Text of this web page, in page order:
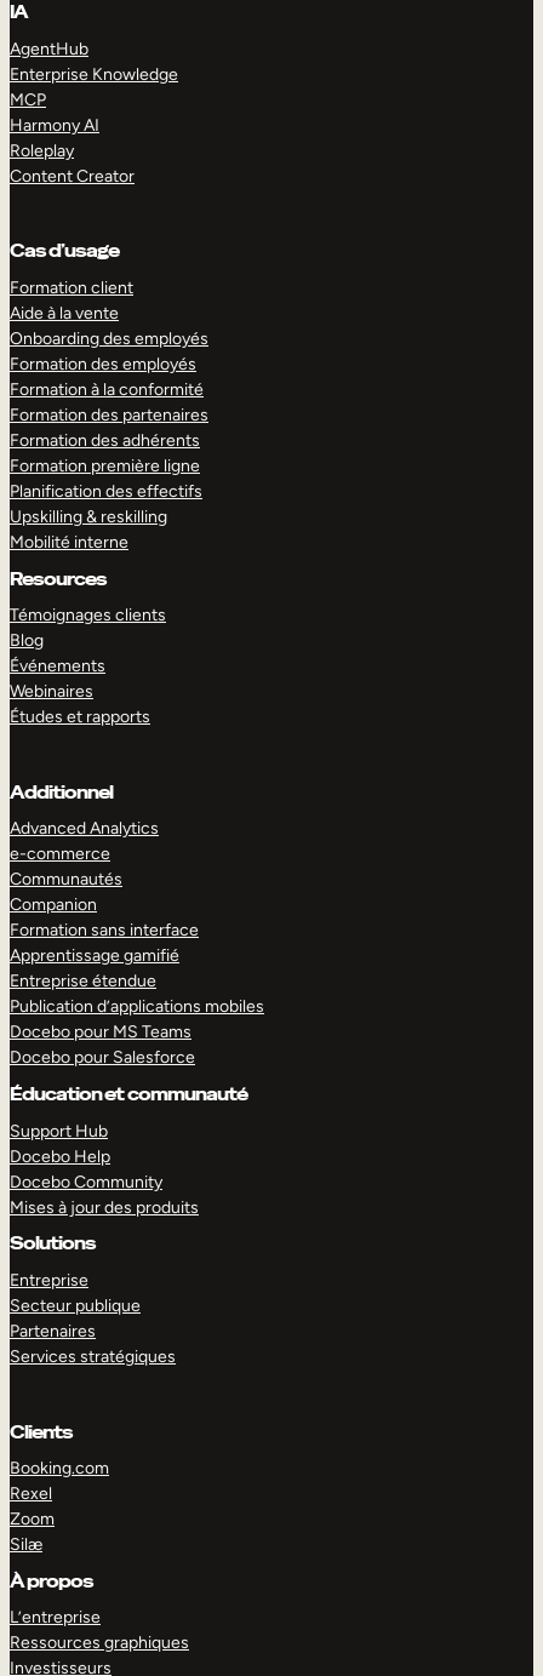
IA
AgentHub
Enterprise Knowledge
MCP
Harmony AI
Roleplay
Content Creator
Cas d’usage
Formation client
Aide à la vente
Onboarding des employés
Formation des employés
Formation à la conformité
Formation des partenaires
Formation des adhérents
Formation première ligne
Planification des effectifs
Upskilling & reskilling
Mobilité interne
Resources
Témoignages clients
Blog
Événements
Webinaires
Études et rapports
Additionnel
Advanced Analytics
e-commerce
Communautés
Companion
Formation sans interface
Apprentissage gamifié
Entreprise étendue
Publication d’applications mobiles
Docebo pour MS Teams
Docebo pour Salesforce
Éducation et communauté
Support Hub
Docebo Help
Docebo Community
Mises à jour des produits
Solutions
Entreprise
Secteur publique
Partenaires
Services stratégiques
Clients
Booking.com
Rexel
Zoom
Silæ
À propos
L’entreprise
Ressources graphiques
Investisseurs